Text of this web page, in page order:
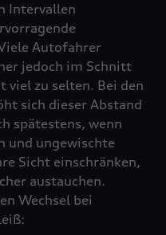
Intervallen
Autofahrer
jedoch im Schnitt
viel zu selten. Bei den
sich dieser Abstand
spätestens, wenn
und ungewischte
Sicht einschränken,
austauchen.
Wechsel bei